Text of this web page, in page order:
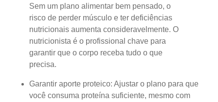
Sem um plano alimentar bem pensado, o
risco de perder músculo e ter deficiências
nutricionais aumenta consideravelmente. O
nutricionista é o profissional chave para
garantir que o corpo receba tudo o que
precisa.
Garantir aporte proteico: Ajustar o plano para que
você consuma proteína suficiente, mesmo com